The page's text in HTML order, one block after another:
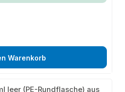
Warenkorb